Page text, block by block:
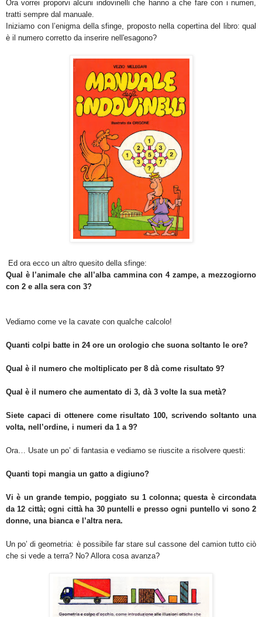
Ora vorrei proporvi alcuni indovinelli che hanno a che fare con i numeri,
tratti sempre dal manuale.
Iniziamo con l’enigma della sfinge, proposto nella copertina del libro: qual
è il numero corretto da inserire nell'esagono?
Ed ora ecco un altro quesito della sfinge:
Qual è l’animale che all’alba cammina con 4 zampe, a mezzogiorno
con 2 e alla sera con 3?
Vediamo come ve la cavate con qualche calcolo!
Quanti colpi batte in 24 ore un orologio che suona soltanto le ore?
Qual è il numero che moltiplicato per 8 dà come risultato 9?
Qual è il numero che aumentato di 3, dà 3 volte la sua metà?
Siete capaci di ottenere come risultato 100, scrivendo soltanto una
volta, nell’ordine, i numeri da 1 a 9?
Ora… Usate un po’ di fantasia e vediamo se riuscite a risolvere questi:
Quanti topi mangia un gatto a digiuno?
Vi è un grande tempio, poggiato su 1 colonna; questa è circondata
da 12 città; ogni città ha 30 puntelli e presso ogni puntello vi sono 2
donne, una bianca e l’altra nera.
Un po’ di geometria: è possibile far stare sul cassone del camion tutto ciò
che si vede a terra? No? Allora cosa avanza?